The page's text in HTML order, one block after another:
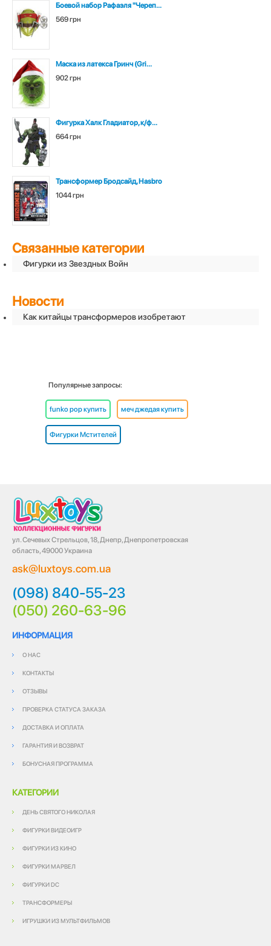
Боевой набор Рафаэля "Череп...
569 грн
Маска из латекса Гринч (Gri...
902 грн
Фигурка Халк Гладиатор, к/ф...
664 грн
Трансформер Бродсайд, Hasbro
1044 грн
Связанные категории
Фигурки из Звездных Войн
Новости
Как китайцы трансформеров изобретают
Популярные запросы:
funko pop купить меч джедая купить
Фигурки Мстителей
ул. Сечевых Стрельцов, 18, Днепр, Днепропетровская
область, 49000 Украина
ask@luxtoys.com.ua
(098) 840-55-23
(050) 260-63-96
ИНФОРМАЦИЯ
О НАС
КОНТАКТЫ
ОТЗЫВЫ
ПРОВЕРКА СТАТУСА ЗАКАЗА
ДОСТАВКА И ОПЛАТА
ГАРАНТИЯ И ВОЗВРАТ
БОНУСНАЯ ПРОГРАММА
КАТЕГОРИИ
ДЕНЬ СВЯТОГО НИКОЛАЯ
ФИГУРКИ ВИДЕОИГР
ФИГУРКИ ИЗ КИНО
ФИГУРКИ МАРВЕЛ
ФИГУРКИ DC
ТРАНСФОРМЕРЫ
ИГРУШКИ ИЗ МУЛЬТФИЛЬМОВ